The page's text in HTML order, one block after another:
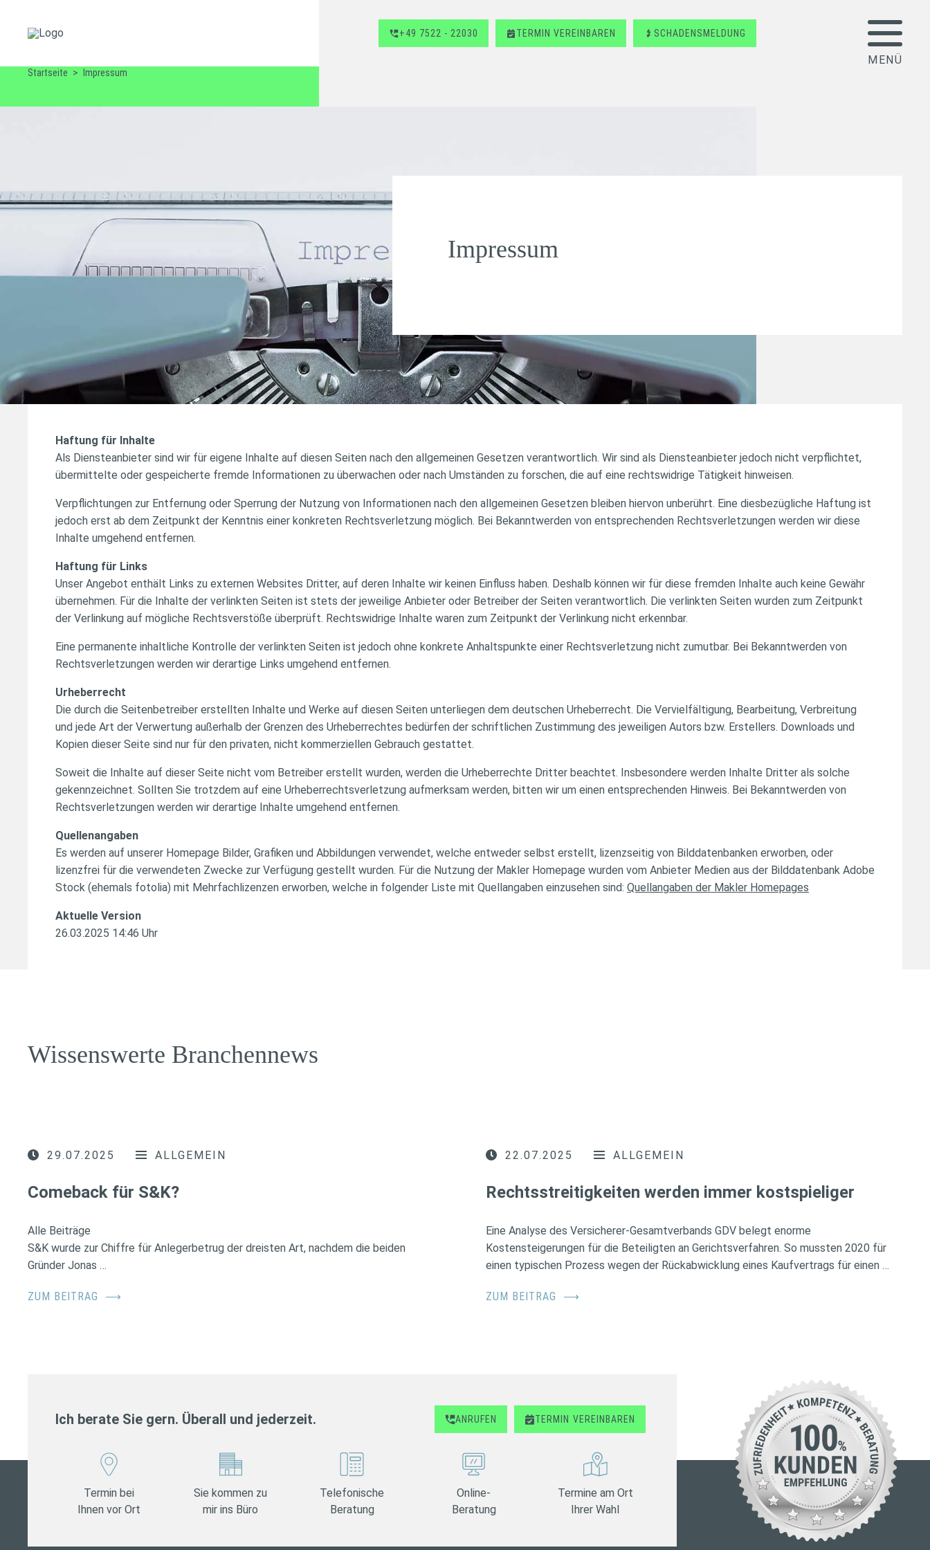
+49 7522 - 22030 TERMIN VEREINBAREN SCHADENSMELDUNG
Startseite Impressum
Impressum
Haftung für Inhalte
Als Diensteanbieter sind wir für eigene Inhalte auf diesen Seiten nach den allgemeinen Gesetzen verantwortlich. Wir sind als Diensteanbieter jedoch nicht verpflichtet,
übermittelte oder gespeicherte fremde Informationen zu überwachen oder nach Umständen zu forschen, die auf eine rechtswidrige Tätigkeit hinweisen.
Verpflichtungen zur Entfernung oder Sperrung der Nutzung von Informationen nach den allgemeinen Gesetzen bleiben hiervon unberührt. Eine diesbezügliche Haftung ist
jedoch erst ab dem Zeitpunkt der Kenntnis einer konkreten Rechtsverletzung möglich. Bei Bekanntwerden von entsprechenden Rechtsverletzungen werden wir diese
Inhalte umgehend entfernen.
Haftung für Links
Unser Angebot enthält Links zu externen Websites Dritter, auf deren Inhalte wir keinen Einfluss haben. Deshalb können wir für diese fremden Inhalte auch keine Gewähr
übernehmen. Für die Inhalte der verlinkten Seiten ist stets der jeweilige Anbieter oder Betreiber der Seiten verantwortlich. Die verlinkten Seiten wurden zum Zeitpunkt
der Verlinkung auf mögliche Rechtsverstöße überprüft. Rechtswidrige Inhalte waren zum Zeitpunkt der Verlinkung nicht erkennbar.
Eine permanente inhaltliche Kontrolle der verlinkten Seiten ist jedoch ohne konkrete Anhaltspunkte einer Rechtsverletzung nicht zumutbar. Bei Bekanntwerden von
Rechtsverletzungen werden wir derartige Links umgehend entfernen.
Urheberrecht
Die durch die Seitenbetreiber erstellten Inhalte und Werke auf diesen Seiten unterliegen dem deutschen Urheberrecht. Die Vervielfältigung, Bearbeitung, Verbreitung
und jede Art der Verwertung außerhalb der Grenzen des Urheberrechtes bedürfen der schriftlichen Zustimmung des jeweiligen Autors bzw. Erstellers. Downloads und
Kopien dieser Seite sind nur für den privaten, nicht kommerziellen Gebrauch gestattet.
Soweit die Inhalte auf dieser Seite nicht vom Betreiber erstellt wurden, werden die Urheberrechte Dritter beachtet. Insbesondere werden Inhalte Dritter als solche
gekennzeichnet. Sollten Sie trotzdem auf eine Urheberrechtsverletzung aufmerksam werden, bitten wir um einen entsprechenden Hinweis. Bei Bekanntwerden von
Rechtsverletzungen werden wir derartige Inhalte umgehend entfernen.
Quellenangaben
Es werden auf unserer Homepage Bilder, Grafiken und Abbildungen verwendet, welche entweder selbst erstellt, lizenzseitig von Bilddatenbanken erworben, oder
lizenzfrei für die verwendeten Zwecke zur Verfügung gestellt wurden. Für die Nutzung der Makler Homepage wurden vom Anbieter Medien aus der Bilddatenbank Adobe
Stock (ehemals fotolia) mit Mehrfachlizenzen erworben, welche in folgender Liste mit Quellangaben einzusehen sind: Quellangaben der Makler Homepages
Aktuelle Version
26.03.2025 14:46 Uhr
Wissenswerte Branchennews
29.07.2025 ALLGEMEIN
Comeback für S&K?
Alle Beiträge
S&K wurde zur Chiffre für Anlegerbetrug der dreisten Art, nachdem die beiden
Gründer Jonas …
ZUM BEITRAG ⟶
22.07.2025 ALLGEMEIN
Rechtsstreitigkeiten werden immer kostspieliger
Eine Analyse des Versicherer-Gesamtverbands GDV belegt enorme
Kostensteigerungen für die Beteiligten an Gerichtsverfahren. So mussten 2020 für
einen typischen Prozess wegen der Rückabwicklung eines Kaufvertrags für einen …
ZUM BEITRAG ⟶
Ich berate Sie gern. Überall und jederzeit. ANRUFEN TERMIN VEREINBAREN
Termin bei
Ihnen vor Ort
Sie kommen zu
mir ins Büro
Telefonische
Beratung
Online-
Beratung
Termine am Ort
Ihrer Wahl